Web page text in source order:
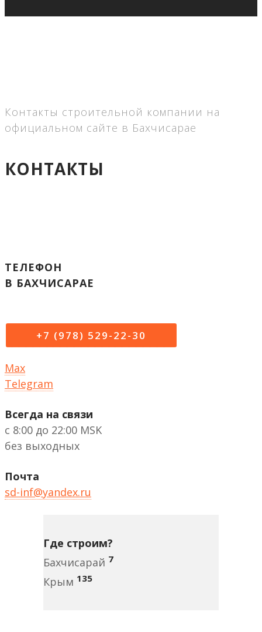
Контакты строительной компании на
официальном сайте в Бахчисарае
КОНТАКТЫ
ТЕЛЕФОН
В БАХЧИСАРАЕ
+7 (978) 529-22-30
Max
Telegram
Всегда на связи
с 8:00 до 22:00 MSK
без выходных
Почта
sd-inf@yandex.ru
Где строим?
Бахчисарай 7
Крым 135